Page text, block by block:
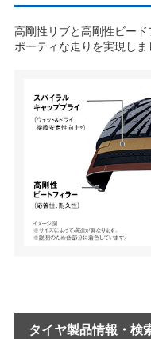
高剛性リブと高剛性ビー
ポーティな走りを実現しま
タイヤ製品情報・検